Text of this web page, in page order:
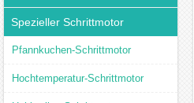
Spezieller Schrittmotor
Pfannkuchen-Schrittmotor
Hochtemperatur-Schrittmotor